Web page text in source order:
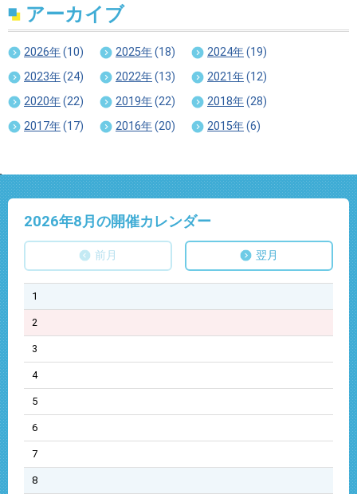
アーカイブ
2026年(10) 2025年(18) 2024年(19)
2023年(24) 2022年(13) 2021年(12)
2020年(22) 2019年(22) 2018年(28)
2017年(17) 2016年(20) 2015年(6)
2026年8月の開催カレンダー
前月 翌月
1
2
3
4
5
6
7
8